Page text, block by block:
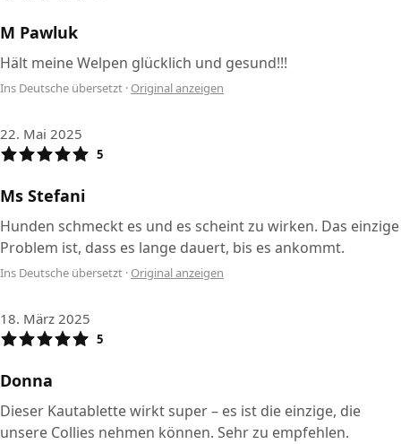
M Pawluk
Hält meine Welpen glücklich und gesund!!!
Ins Deutsche übersetzt · Original anzeigen
22. Mai 2025
5
Ms Stefani
Hunden schmeckt es und es scheint zu wirken. Das einzige
Problem ist, dass es lange dauert, bis es ankommt.
Ins Deutsche übersetzt · Original anzeigen
18. März 2025
5
Donna
Dieser Kautablette wirkt super – es ist die einzige, die
unsere Collies nehmen können. Sehr zu empfehlen.